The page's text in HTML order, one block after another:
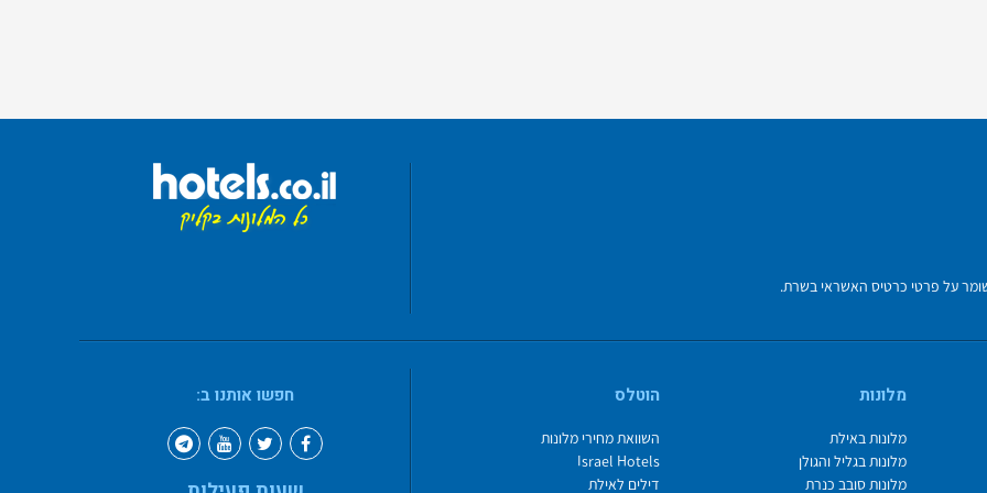
מלונות
מלונות באילת
מלונות בגליל והגולן
מלונות סובב כנרת
הוטלס
השוואת מחירי מלונות
Israel Hotels
דילים לאילת
חפשו אותנו ב: